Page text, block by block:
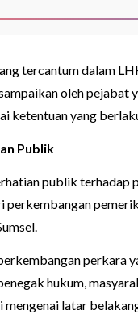
tercantum dalam
oleh pejabat
ketentuan yang
Publik
publik terhadap
perkembangan
perkara
hukum,
latar